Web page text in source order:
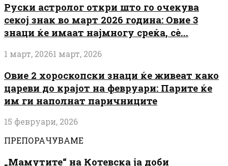
Руски астролог откри што го очекува
секој знак во март 2026 година: Овие 3
знаци ќе имаат најмногу среќа, сè...
1 март, 20261 март, 2026
Овие 2 хороскопски знаци ќе живеат како
цареви до крајот на февруари: Парите ќе
им ги наполнат паричниците
15 февруари, 2026
ПРЕПОРАЧУВАМЕ
„Мамутите“ на Котевска ја доби